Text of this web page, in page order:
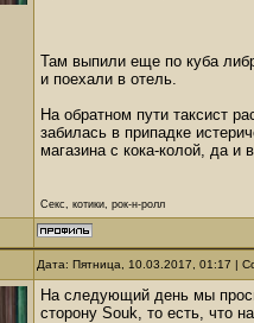
Там выпили еще по куба
и поехали в отель.
На обратном пути таксист
забилась в припадке
магазина с кока-колой, да и
Секс, котики, рок-н-ролл
Дата: Пятница, 10.03.2017, 01:17 |
На следующий день мы
сторону Souk, то есть, что